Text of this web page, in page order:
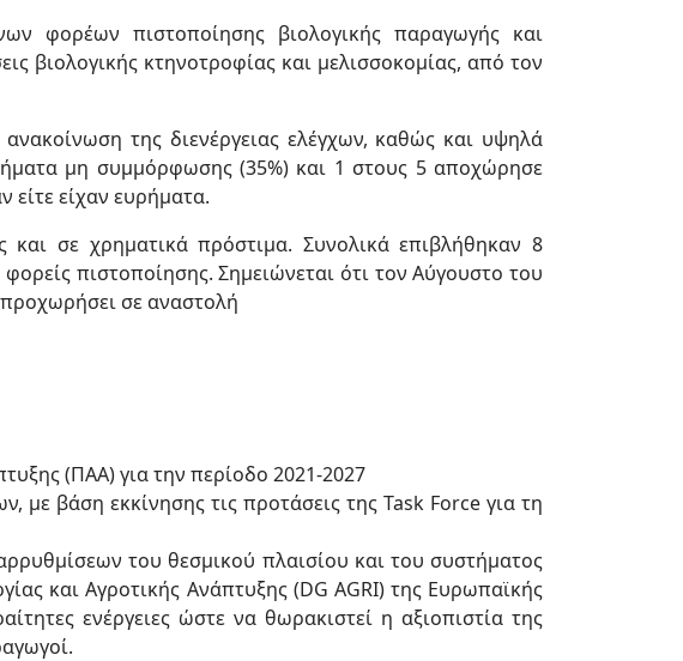
φορέων πιστοποίησης βιολογικής παραγωγής και
βιολογικής κτηνοτροφίας και μελισσοκομίας, από τον
της διενέργειας ελέγχων, καθώς και υψηλά
μη συμμόρφωσης (35%) και 1 στους 5 αποχώρησε
είτε είχαν ευρήματα.
σε χρηματικά πρόστιμα. Συνολικά επιβλήθηκαν 8
πιστοποίησης. Σημειώνεται ότι τον Αύγουστο του
προχωρήσει σε αναστολή
(ΠΑΑ) για την περίοδο 2021-2027
βάση εκκίνησης τις προτάσεις της Task Force για τη
του θεσμικού πλαισίου και του συστήματος
και Αγροτικής Ανάπτυξης (DG AGRI) της Ευρωπαϊκής
ενέργειες ώστε να θωρακιστεί η αξιοπιστία της